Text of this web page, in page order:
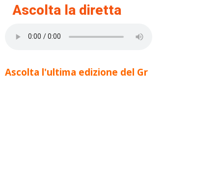
Ascolta la diretta
Ascolta l'ultima edizione del Gr